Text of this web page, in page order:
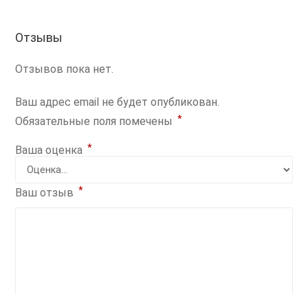
Отзывы
Отзывов пока нет.
Ваш адрес email не будет опубликован.
Обязательные поля помечены *
Ваша оценка *
Ваш отзыв *